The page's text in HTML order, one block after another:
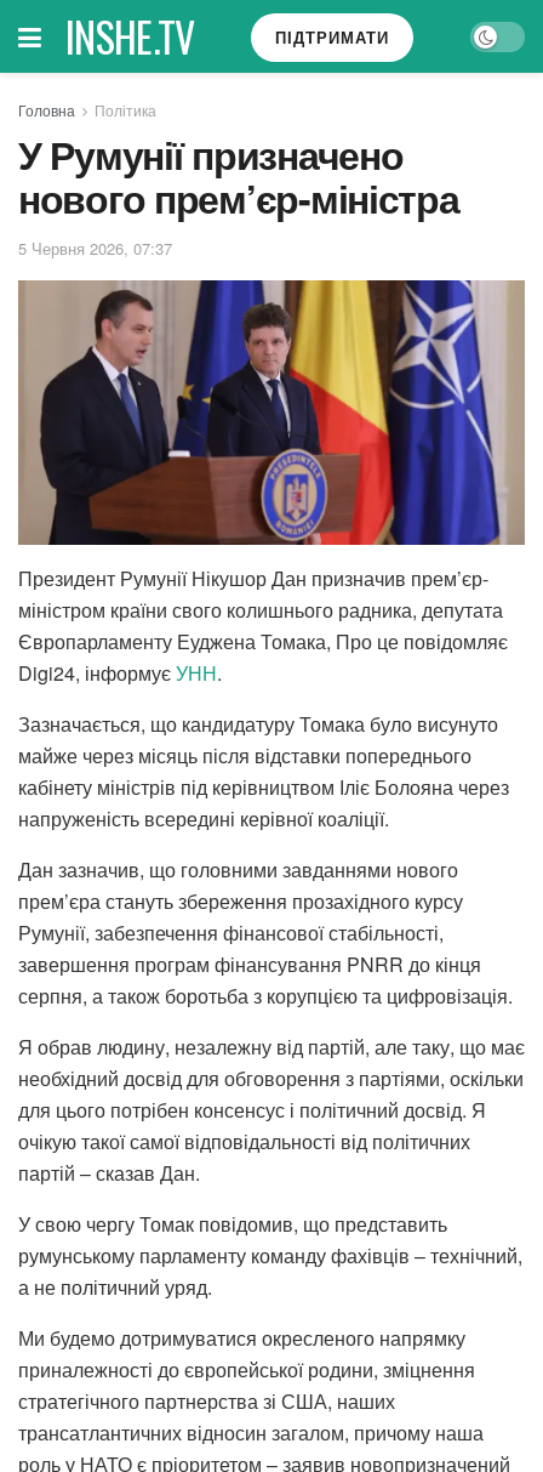
INSHE.TV ПІДТРИМАТИ
Головна Політика
У Румунії призначено
нового прем’єр-міністра
5 Червня 2026, 07:37
Президент Румунії Нікушор Дан призначив прем’єр-
міністром країни свого колишнього радника, депутата
Європарламенту Еуджена Томака, Про це повідомляє
Digi24, інформуєУНН.
Зазначається, що кандидатуру Томака було висунуто
майже через місяць після відставки попереднього
кабінету міністрів під керівництвом Іліє Болояна через
напруженість всередині керівної коаліції.
Дан зазначив, що головними завданнями нового
прем’єра стануть збереження прозахідного курсу
Румунії, забезпечення фінансової стабільності,
завершення програм фінансування PNRR до кінця
серпня, а також боротьба з корупцією та цифровізація.
Я обрав людину, незалежну від партій, але таку, що має
необхідний досвід для обговорення з партіями, оскільки
для цього потрібен консенсус і політичний досвід. Я
очікую такої самої відповідальності від політичних
партій – сказав Дан.
У свою чергу Томак повідомив, що представить
румунському парламенту команду фахівців – технічний,
а не політичний уряд.
Ми будемо дотримуватися окресленого напрямку
приналежності до європейської родини, зміцнення
стратегічного партнерства зі США, наших
трансатлантичних відносин загалом, причому наша
роль у НАТО є пріоритетом – заявив новопризначений